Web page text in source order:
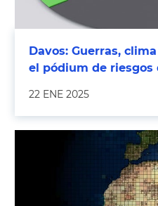
Davos: Guerras,
el pódium de riesgos
22 ENE 2025